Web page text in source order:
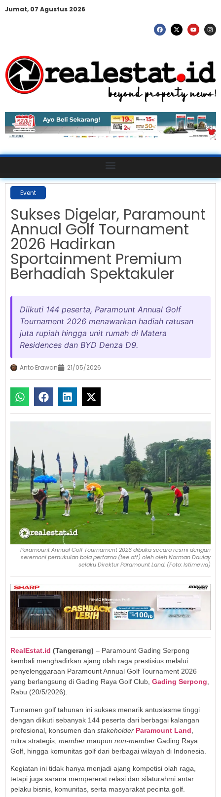
Jumat, 07 Agustus 2026
Event
Sukses Digelar, Paramount
Annual Golf Tournament
2026 Hadirkan
Sportainment Premium
Berhadiah Spektakuler
Diikuti 144 peserta, Paramount Annual Golf
Tournament 2026 menawarkan hadiah ratusan
juta rupiah hingga unit rumah di Matera
Residences dan BYD Denza D9.
Anto Erawan 21/05/2026
Paramount Annual Golf Tournament 2026 dibuka secara resmi dengan
seremoni pemukulan bola pertama (tee off) oleh oleh Norman Daulay
selaku Direktur Paramount Land. (Foto: Istimewa)
RealEstat.id (Tangerang) – Paramount Gading Serpong
kembali menghadirkan ajang olah raga prestisius melalui
penyelenggaraan Paramount Annual Golf Tournament 2026
yang berlangsung di Gading Raya Golf Club, Gading Serpong,
Rabu (20/5/2026).
Turnamen golf tahunan ini sukses menarik antusiasme tinggi
dengan diikuti sebanyak 144 peserta dari berbagai kalangan
profesional, konsumen dan stakeholder Paramount Land
mitra strategis, member maupun non-member Gading Raya
Golf, hingga komunitas golf dari berbagai wilayah di Indonesia.
Kegiatan ini tidak hanya menjadi ajang kompetisi olah raga,
tetapi juga sarana mempererat relasi dan silaturahmi antar
pelaku bisnis, komunitas, serta masyarakat pecinta golf.